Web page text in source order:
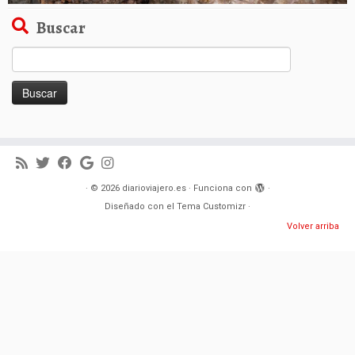
Buscar
· © 2026 diarioviajero.es· Funciona con
·
Diseñado con el Tema Customizr ·
Volver arriba